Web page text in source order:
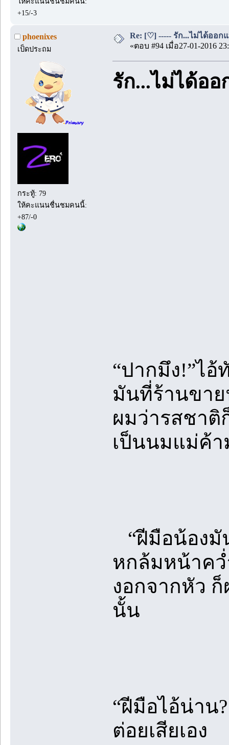
+15/-3
phoenixes
เป็ดประถม
กระทู้: 79
ให้คะแนนชื่นชมคนนี้:
+87/-0
Re: [♡] ----- รัก...ไม่ได้ออกแ
«ตอบ #94 เมื่อ27-01-2016
รัก...ไม่ได้ออ
“ปากมึง!”ไ
มันที่ร้านขา
ผมว่ารสชาติ
เป็นนมแม่ค้า
“ฝีมือน้องมั
หกล้มหน้าคว่
งอกจากหัว
นั้น
“ฝีมือไอ้น่าน
ต่อยเสียเอง